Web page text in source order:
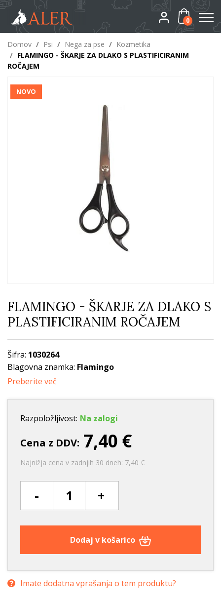
0
Domov / Psi / Nega za pse / Kozmetika
/ FLAMINGO - ŠKARJE ZA DLAKO S PLASTIFICIRANIM
ROČAJEM
NOVO
FLAMINGO - ŠKARJE ZA DLAKO S
PLASTIFICIRANIM ROČAJEM
Šifra: 1030264
Blagovna znamka: Flamingo
Preberite več
Razpoložljivost: Na zalogi
Cena z DDV: 7,40 €
Najnižja cena v zadnjih 30 dneh: 7,40 €
- +
Dodaj v košarico
Imate dodatna vprašanja o tem produktu?